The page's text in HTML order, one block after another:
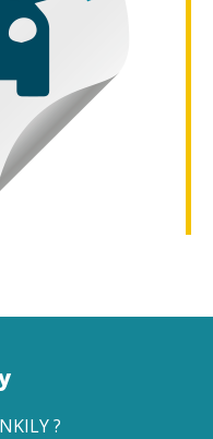
?